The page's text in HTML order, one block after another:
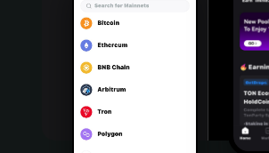
Português (Portugal)
Bahasa Indonesia